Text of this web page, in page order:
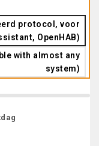
protocol, voor
OpenHAB)
with almost any
system)